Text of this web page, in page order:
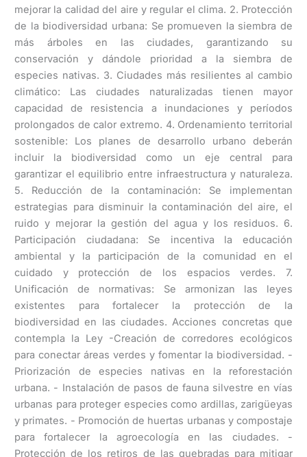
mejorar la calidad del aire y regular el clima. 2. Protección
de la biodiversidad urbana: Se promueven la siembra de
más árboles en las ciudades, garantizando su
conservación y dándole prioridad a la siembra de
especies nativas. 3. Ciudades más resilientes al cambio
climático: Las ciudades naturalizadas tienen mayor
capacidad de resistencia a inundaciones y períodos
prolongados de calor extremo. 4. Ordenamiento territorial
sostenible: Los planes de desarrollo urbano deberán
incluir la biodiversidad como un eje central para
garantizar el equilibrio entre infraestructura y naturaleza.
5. Reducción de la contaminación: Se implementan
estrategias para disminuir la contaminación del aire, el
ruido y mejorar la gestión del agua y los residuos. 6.
Participación ciudadana: Se incentiva la educación
ambiental y la participación de la comunidad en el
cuidado y protección de los espacios verdes. 7.
Unificación de normativas: Se armonizan las leyes
existentes para fortalecer la protección de la
biodiversidad en las ciudades. Acciones concretas que
contempla la Ley -Creación de corredores ecológicos
para conectar áreas verdes y fomentar la biodiversidad. -
Priorización de especies nativas en la reforestación
urbana. - Instalación de pasos de fauna silvestre en vías
urbanas para proteger especies como ardillas, zarigüeyas
y primates. - Promoción de huertas urbanas y compostaje
para fortalecer la agroecología en las ciudades. -
Protección de los retiros de las quebradas para mitigar